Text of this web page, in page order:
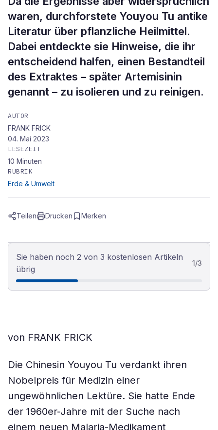
waren, durchforstete Youyou Tu antike
Literatur über pflanzliche Heilmittel.
Dabei entdeckte sie Hinweise, die ihr
entscheidend halfen, einen Bestandteil
des Extraktes – später Artemisinin
genannt – zu isolieren und zu reinigen.
AUTOR
FRANK FRICK
04. Mai 2023
LESEZEIT
10 Minuten
RUBRIK
Erde & Umwelt
Teilen Drucken Merken
Sie haben noch 2 von 3 kostenlosen Artikeln
übrig
1/3
von FRANK FRICK
Die Chinesin Youyou Tu verdankt ihren
Nobelpreis für Medizin einer
ungewöhnlichen Lektüre. Sie hatte Ende
der 1960er-Jahre mit der Suche nach
einem neuen Malaria-Medikament